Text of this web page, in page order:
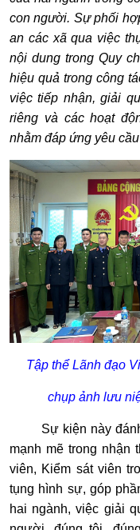
con người. Sự phối
an các xã qua việc
nội dung trong Quy
hiệu quả trong công
việc tiếp nhận, giải
riêng và các hoạt
nhằm đáp ứng yêu
Tập thể Lãnh đạo
chụp ảnh lưu
Sự kiện này đánh
mạnh mẽ trong nhận
viên, Kiểm sát viên
tụng hình sự, góp
hai ngành, việc giải